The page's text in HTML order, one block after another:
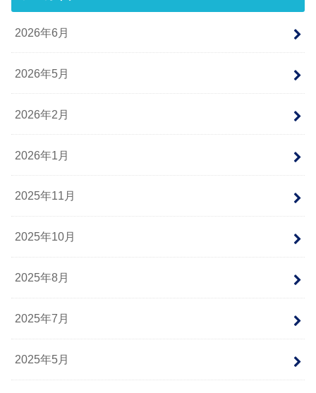
2026年6月
2026年5月
2026年2月
2026年1月
2025年11月
2025年10月
2025年8月
2025年7月
2025年5月